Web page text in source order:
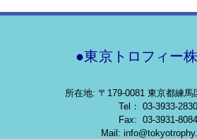
●東京トロフィー
所在地: 〒179-0081 東京都練馬
Tel： 03-3933-2830
Fax: 03-3931-8084
Mail: